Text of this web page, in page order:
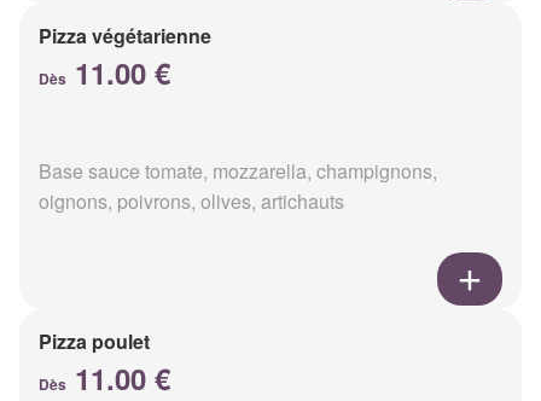
Pizza végétarienne
Dès 11.00 €
Base sauce tomate, mozzarella, champignons,
oignons, poivrons, olives, artichauts
Pizza poulet
Dès 11.00 €